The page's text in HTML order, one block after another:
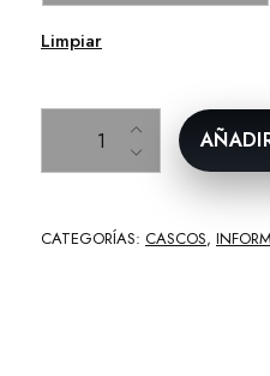
Limpiar
Grupo sanguíneo cantidad
CATEGORÍAS: CASCOS,